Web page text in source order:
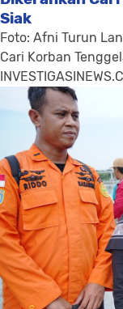
Siak
Foto: Afni Turun
Cari Korban